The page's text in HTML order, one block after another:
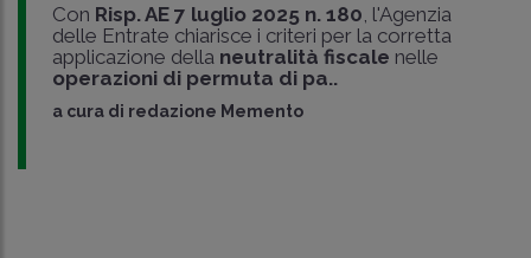
Con Risp. AE 7 luglio 2025 n. 180 , l'Agenzia
delle Entrate chiarisce i criteri per la corretta
applicazione della neutralità fiscale nelle
operazioni di permuta di pa..
a cura di redazione Memento